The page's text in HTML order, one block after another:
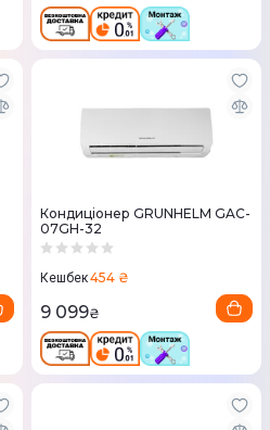
Кондиціонер GRUNHELM GAC-
07GH-32
Кешбек454 ₴
9 099₴